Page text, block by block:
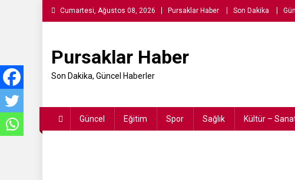
Skip
to
Cumartesi, Ağustos 08, 2026 Pursaklar Haber Son Dakika
Pursaklar Haber
Son Dakika, Güncel Haberler
Güncel Eğitim Spor Sağlık Kültür –